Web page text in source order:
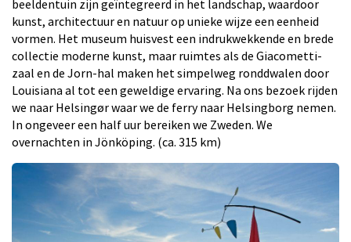
beeldentuin zijn geïntegreerd in het landschap, waardoor
kunst, architectuur en natuur op unieke wijze een eenheid
vormen. Het museum huisvest een indrukwekkende en brede
collectie moderne kunst, maar ruimtes als de Giacometti-
zaal en de Jorn-hal maken het simpelweg ronddwalen door
Louisiana al tot een geweldige ervaring. Na ons bezoek rijden
we naar Helsingør waar we de ferry naar Helsingborg nemen.
In ongeveer een half uur bereiken we Zweden. We
overnachten in Jönköping. (ca. 315 km)